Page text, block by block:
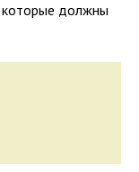
которые должны